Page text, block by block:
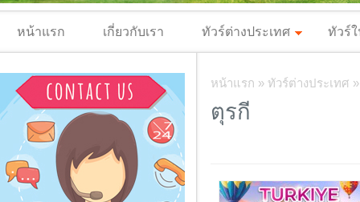
หน้าแรก เกี่ยวกับเรา ทัวร์ต่างประเทศ ทัวร์
หน้าแรก » ทัวร์ต่างประเทศ
ตุรกี